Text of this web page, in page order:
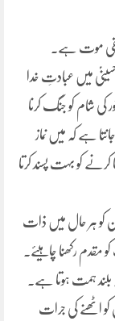
موت ہے۔
میں عبادتِ خدا
شام کو جنگ کرنا
ہے کہ میں نماز
کو بہت پسند کرتا
کو ہر حال میں ذات
مقدم رکھنا چاہیئے۔
بلند ہمت ہوتا ہے۔
اٹھنے کی جرات